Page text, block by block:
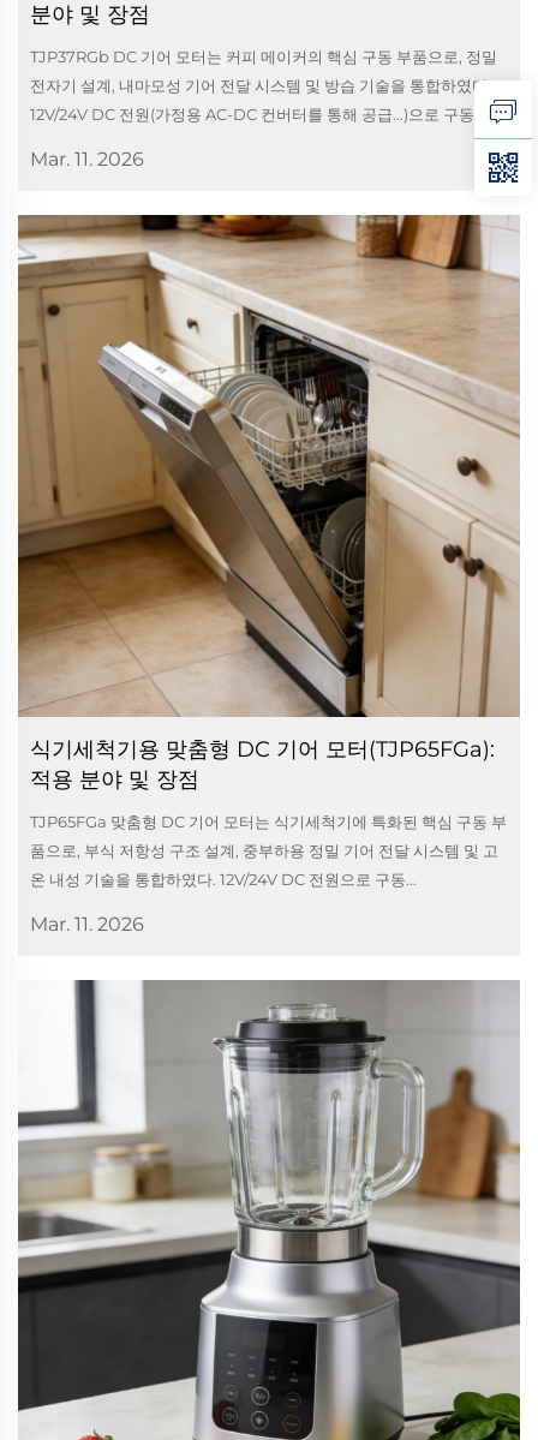
분야 및 장점
TJP37RGb DC 기어 모터는 커피 메이커의 핵심 구동 부품으로, 정밀
전자기 설계, 내마모성 기어 전달 시스템 및 방습 기술을 통합하였다.
12V/24V DC 전원(가정용 AC-DC 컨버터를 통해 공급...)으로 구동...
Mar. 11. 2026
식기세척기용 맞춤형 DC 기어 모터(TJP65FGa):
적용 분야 및 장점
TJP65FGa 맞춤형 DC 기어 모터는 식기세척기에 특화된 핵심 구동 부
품으로, 부식 저항성 구조 설계, 중부하용 정밀 기어 전달 시스템 및 고
온 내성 기술을 통합하였다. 12V/24V DC 전원으로 구동...
Mar. 11. 2026